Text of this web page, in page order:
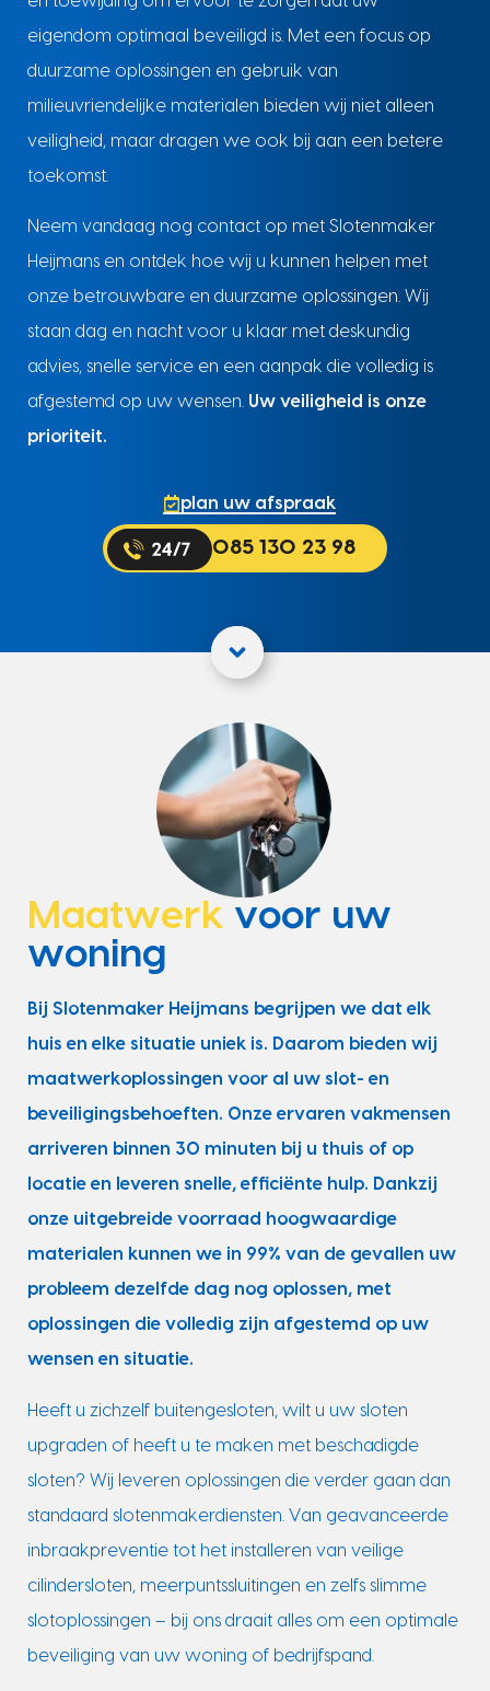
eigendom optimaal beveiligd is. Met een focus op
duurzame oplossingen en gebruik van
milieuvriendelijke materialen bieden wij niet alleen
veiligheid, maar dragen we ook bij aan een betere
toekomst.
Neem vandaag nog contact op met Slotenmaker
Heijmans en ontdek hoe wij u kunnen helpen met
onze betrouwbare en duurzame oplossingen. Wij
staan dag en nacht voor u klaar met deskundig
advies, snelle service en een aanpak die volledig is
afgestemd op uw wensen. Uw veiligheid is onze
prioriteit.
plan uw afspraak
085 130 23 98
Maatwerk voor uw
woning
Bij Slotenmaker Heijmans begrijpen we dat elk
huis en elke situatie uniek is. Daarom bieden wij
maatwerkoplossingen voor al uw slot- en
beveiligingsbehoeften. Onze ervaren vakmensen
arriveren binnen 30 minuten bij u thuis of op
locatie en leveren snelle, efficiënte hulp. Dankzij
onze uitgebreide voorraad hoogwaardige
materialen kunnen we in 99% van de gevallen uw
probleem dezelfde dag nog oplossen, met
oplossingen die volledig zijn afgestemd op uw
wensen en situatie.
Heeft u zichzelf buitengesloten, wilt u uw sloten
upgraden of heeft u te maken met beschadigde
sloten? Wij leveren oplossingen die verder gaan dan
standaard slotenmakerdiensten. Van geavanceerde
inbraakpreventie tot het installeren van veilige
cilindersloten, meerpuntssluitingen en zelfs slimme
slotoplossingen – bij ons draait alles om een optimale
beveiliging van uw woning of bedrijfspand.